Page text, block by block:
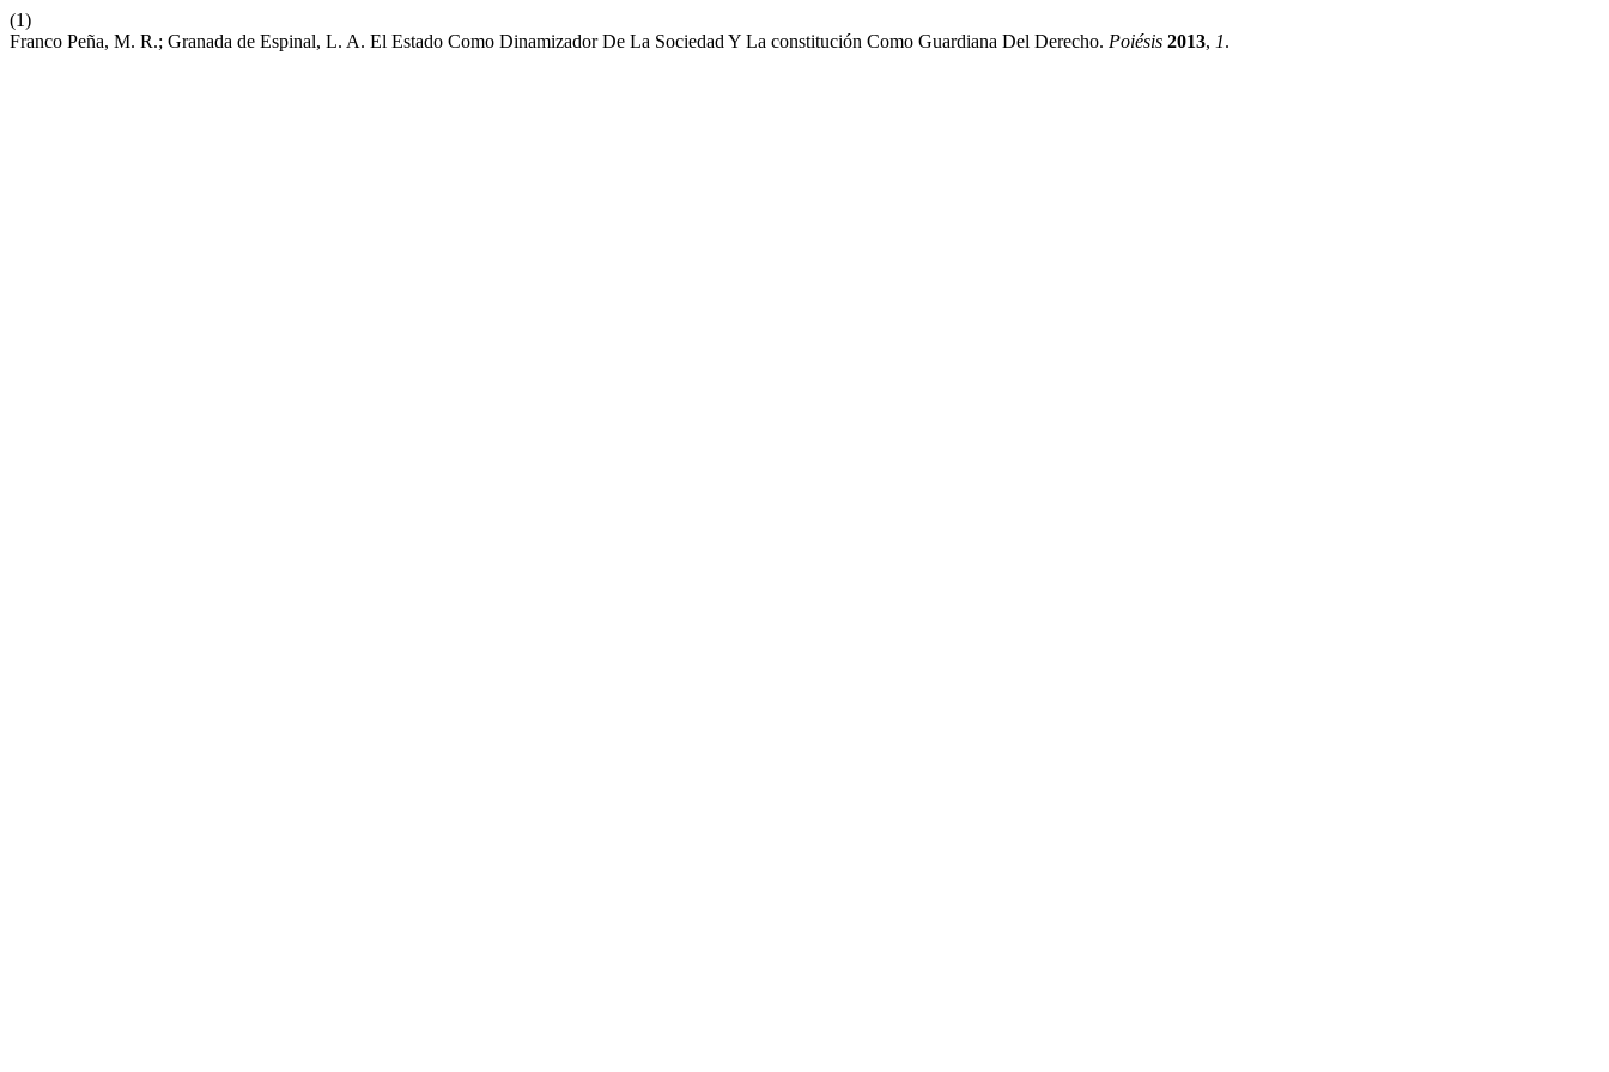
(1)
Franco Peña, M. R.; Granada de Espinal, L. A. El Estado Como Dinamizador De La Sociedad Y La constitución Como Guardiana Del Derecho. Poiésis 2013, 1.